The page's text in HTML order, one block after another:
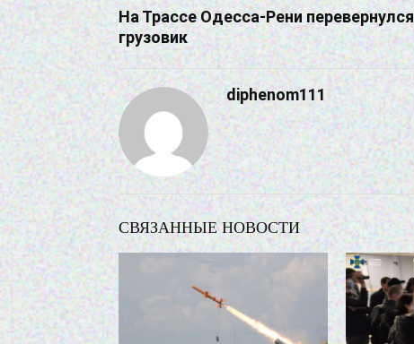
На Трассе Одесса-Рени перевернулся
грузовик
diphenom111
СВЯЗАННЫЕ НОВОСТИ